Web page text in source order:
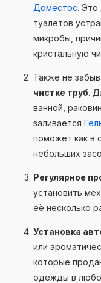
Доместос.
туалетов
микробы,
кристальную
Также не
чистке труб.
ванной,
заливается
поможет как в
небольших
Регулярное
установить
её несколько
Установка
или
которые
одежды в